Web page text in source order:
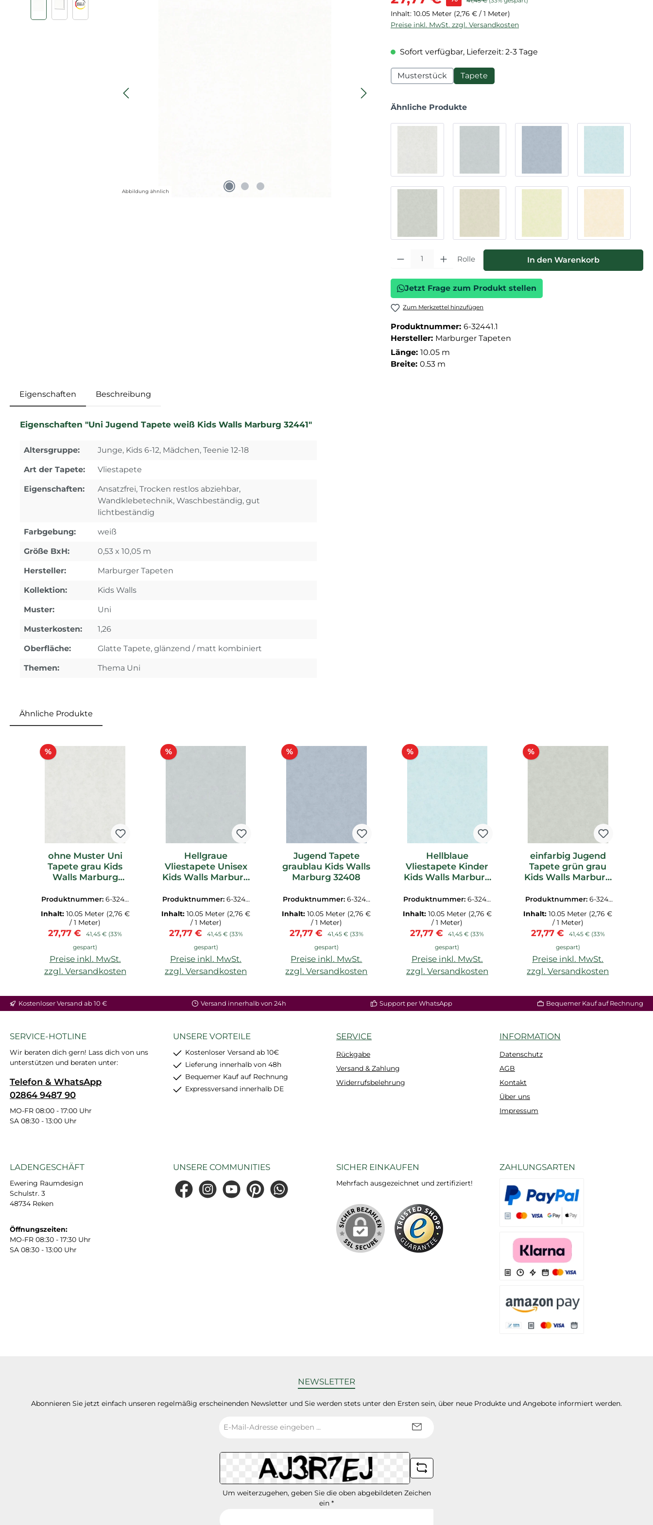
Abbildung ähnlich
Inhalt: 10.05 Meter (2,76 € / 1 Meter)
Preise inkl. MwSt. zzgl. Versandkosten
Sofort verfügbar, Lieferzeit: 2-3 Tage
Musterstück Tapete
Ähnliche Produkte
Produkt Anzahl: Gib den gewünschten Wert ein oder benutze die
Rolle In den Warenkorb
Jetzt Frage zum Produkt stellen
Zum Merkzettel hinzufügen
Produktnummer: 6-32441.1
Hersteller: Marburger Tapeten
Länge: 10.05 m
Breite: 0.53 m
Eigenschaften Beschreibung
Eigenschaften "Uni Jugend Tapete weiß Kids Walls Marburg 32441"
Altersgruppe: Junge, Kids 6-12, Mädchen, Teenie 12-18
Art der Tapete: Vliestapete
Eigenschaften:
Ansatzfrei, Trocken restlos abziehbar,
Wandklebetechnik, Waschbeständig, gut
lichtbeständig
Farbgebung: weiß
Größe BxH: 0,53 x 10,05 m
Hersteller: Marburger Tapeten
Kollektion: Kids Walls
Muster: Uni
Musterkosten: 1,26
Oberfläche: Glatte Tapete, glänzend / matt kombiniert
Themen: Thema Uni
Ähnliche Produkte
%Rabatt
ohne Muster Uni
Tapete grau Kids
Walls Marburg
Produktnummer:6-3240
Inhalt: 10.05 Meter (2,76 €
/ 1 Meter)
Verkaufspreis:
27,77 € Regulärer Preis:
41,45 € (33%
gespart)
Preise inkl. MwSt.
zzgl. Versandkosten
%Rabatt
Hellgraue
Vliestapete Unisex
Kids Walls Marburg
Produktnummer: 6-3240
Inhalt:10.05 Meter (2,76 €
/ 1 Meter)
Verkaufspreis:
27,77 € Regulärer Preis:
41,45 € (33%
gespart)
Preise inkl. MwSt.
zzgl. Versandkosten
%Rabatt
Jugend Tapete
graublau Kids Walls
Marburg 32408
Produktnummer: 6-3240
Inhalt:10.05 Meter (2,76 €
/ 1 Meter)
Verkaufspreis:
27,77 € Regulärer Preis:
41,45 € (33%
gespart)
Preise inkl. MwSt.
zzgl. Versandkosten
%Rabatt
Hellblaue
Vliestapete Kinder
Kids Walls Marburg
Produktnummer:6-3240
Inhalt: 10.05 Meter (2,76 €
/ 1 Meter)
Verkaufspreis:
27,77 € Regulärer Preis:
41,45 € (33%
gespart)
Preise inkl. MwSt.
zzgl. Versandkosten
%Rabatt
einfarbig Jugend
Tapete grün grau
Kids Walls Marburg
Produktnummer: 6-3241
Inhalt:10.05 Meter (2,76 €
/ 1 Meter)
Verkaufspreis:
27,77 € Regulärer Preis:
41,45 € (33%
gespart)
Preise inkl. MwSt.
zzgl. Versandkosten
Kostenloser Versand ab 10 € Versand innerhalb von 24h Support per WhatsApp Bequemer Kauf auf Rechnung
SERVICE-HOTLINE
Wir beraten dich gern! Lass dich von uns
unterstützen und beraten unter:
Telefon & WhatsApp
02864 9487 90
MO-FR 08:00 - 17:00 Uhr
SA 08:30 - 13:00 Uhr
UNSERE VORTEILE
Kostenloser Versand ab 10€
Lieferung innerhalb von 48h
Bequemer Kauf auf Rechnung
Expressversand innerhalb DE
SERVICE
Rückgabe
Versand & Zahlung
Widerrufsbelehrung
INFORMATION
Datenschutz
AGB
Kontakt
Über uns
Impressum
LADENGESCHÄFT
Ewering Raumdesign
Schulstr. 3
48734 Reken
Öffnungszeiten:
MO-FR 08:30 - 17:30 Uhr
SA 08:30 - 13:00 Uhr
UNSERE COMMUNITIES
FacebookInstagramYouTubePinterestWhatsApp
SICHER EINKAUFEN
Mehrfach ausgezeichnet und zertifiziert!
ZAHLUNGSARTEN
NEWSLETTER
Abonnieren Sie jetzt einfach unseren regelmäßig erscheinenden Newsletter und Sie werden stets unter den Ersten sein, über neue Produkte und Angebote informiert werden.
Mail-
*
Um weiterzugehen, geben Sie die oben abgebildeten Zeichen
ein *